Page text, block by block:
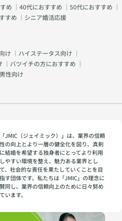
め ｜ 40代におすすめ ｜ 50代におすすめ ｜
すめ ｜ シニア婚活応援
け ｜ ハイステータス向け ｜
｜ バツイチの方におすすめ ｜
男性向け
「JMIC（ジェイミック）」は、業界の信頼
性の向上とより一層の健全化を図り、真剣
に結婚を希望する独身者にとってより利用
しやすい環境を整え、魅力ある業界とし
て、社会的な責任を果たしていくことを目
指す団体です。私たちは「JMIC」の理念に
賛同し、業界の信頼向上のために日々努め
ています。